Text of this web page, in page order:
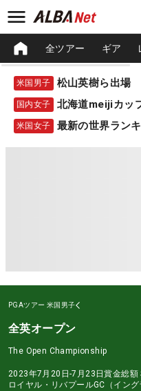
全ツアー ギア
米国男子
国内女子 北海道meijiカッ
米国女子 最新の世界ラン
PGAツアー 米国男子
全英オープン
The Open Championship
2023年7月20日-7月23日賞金総額
ロイヤル・リバプールGC（イング